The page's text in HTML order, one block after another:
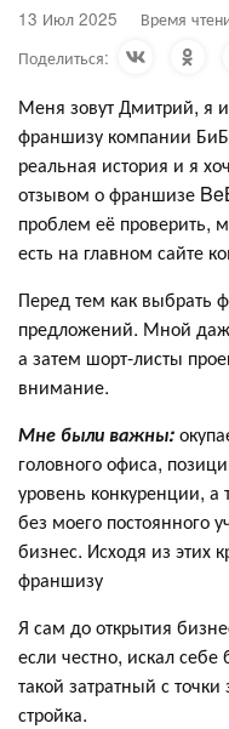
13 Июл 2025 Время
Поделиться:
Меня зовут Дмитрий, я
франшизу компании
реальная история и я
отзывом о франшизе
проблем её проверить,
есть на главном сайте
Перед тем как выбрать
предложений. Мной
а затем шорт-листы
внимание.
Мне были важны:
головного офиса,
уровень конкуренции, а
без моего постоянного
бизнес. Исходя из этих
франшизу
Я сам до открытия
если честно, искал
такой затратный с
стройка.